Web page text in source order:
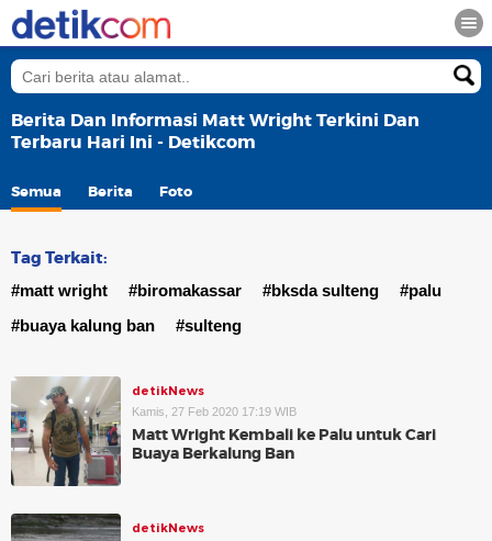
Berita Dan Informasi Matt Wright Terkini Dan
Terbaru Hari Ini - Detikcom
Semua Berita Foto
Tag Terkait:
#matt wright #biromakassar #bksda sulteng
#palu
#buaya kalung ban
#sulteng
detikNews
Kamis, 27 Feb 2020 17:19 WIB
Matt Wright Kembali ke Palu untuk Cari
Buaya Berkalung Ban
detikNews